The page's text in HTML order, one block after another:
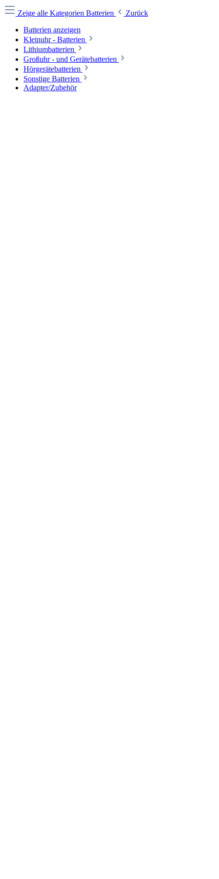
Zeige alle Kategorien Batterien
Zurück
Batterien anzeigen
Kleinuhr - Batterien
Lithiumbatterien
Großuhr - und Gerätebatterien
Hörgerätebatterien
Sonstige Batterien
Adapter/Zubehör